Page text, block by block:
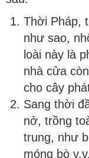
Thời Pháp,
như sao,
loài này là
nhà cửa
cho cây
Sang thời
nở, trồng
trung, như
móng bò